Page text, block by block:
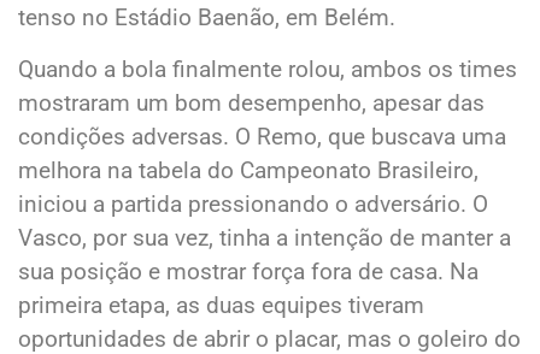
tenso no Estádio Baenão, em Belém.
Quando a bola finalmente rolou, ambos os times
mostraram um bom desempenho, apesar das
condições adversas. O Remo, que buscava uma
melhora na tabela do Campeonato Brasileiro,
iniciou a partida pressionando o adversário. O
Vasco, por sua vez, tinha a intenção de manter a
sua posição e mostrar força fora de casa. Na
primeira etapa, as duas equipes tiveram
oportunidades de abrir o placar, mas o goleiro do